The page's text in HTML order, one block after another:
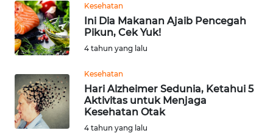
Kesehatan
Ini Dia Makanan Ajaib Pencegah
Pikun, Cek Yuk!
4 tahun yang lalu
Kesehatan
Hari Alzheimer Sedunia, Ketahui 5
Aktivitas untuk Menjaga
Kesehatan Otak
4 tahun yang lalu
WN
NTT
WN
KEPRI
WN
PAPUA